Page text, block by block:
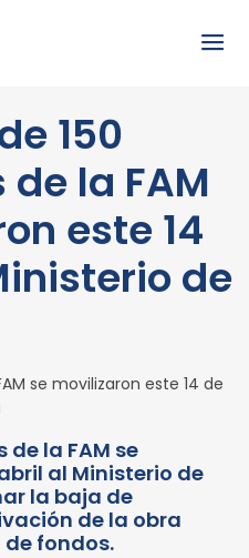
150
la FAM
este 14
de
se movilizaron este 14 de
de la FAM se
al Ministerio de
la baja de
de la obra
fondos.